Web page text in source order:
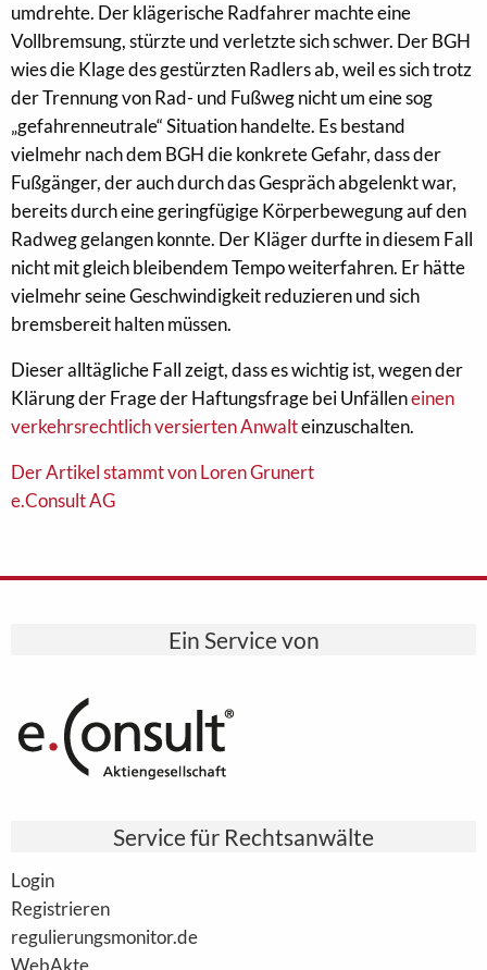
umdrehte. Der klägerische Radfahrer machte eine
Vollbremsung, stürzte und verletzte sich schwer. Der BGH
wies die Klage des gestürzten Radlers ab, weil es sich trotz
der Trennung von Rad- und Fußweg nicht um eine sog
„gefahrenneutrale“ Situation handelte. Es bestand
vielmehr nach dem BGH die konkrete Gefahr, dass der
Fußgänger, der auch durch das Gespräch abgelenkt war,
bereits durch eine geringfügige Körperbewegung auf den
Radweg gelangen konnte. Der Kläger durfte in diesem Fall
nicht mit gleich bleibendem Tempo weiterfahren. Er hätte
vielmehr seine Geschwindigkeit reduzieren und sich
bremsbereit halten müssen.
Dieser alltägliche Fall zeigt, dass es wichtig ist, wegen der
Klärung der Frage der Haftungsfrage bei Unfälleneinen
verkehrsrechtlich versierten Anwalteinzuschalten.
Der Artikel stammt von Loren Grunert
e.Consult AG
Ein Service von
Service für Rechtsanwälte
Login
Registrieren
regulierungsmonitor.de
WebAkte